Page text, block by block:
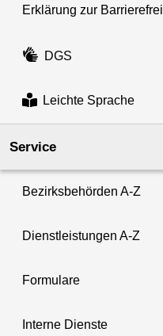
Erklärung zur
DGS
Leichte Sprache
Service
Bezirksbehörden A-Z
Dienstleistungen A-Z
Formulare
Interne Dienste